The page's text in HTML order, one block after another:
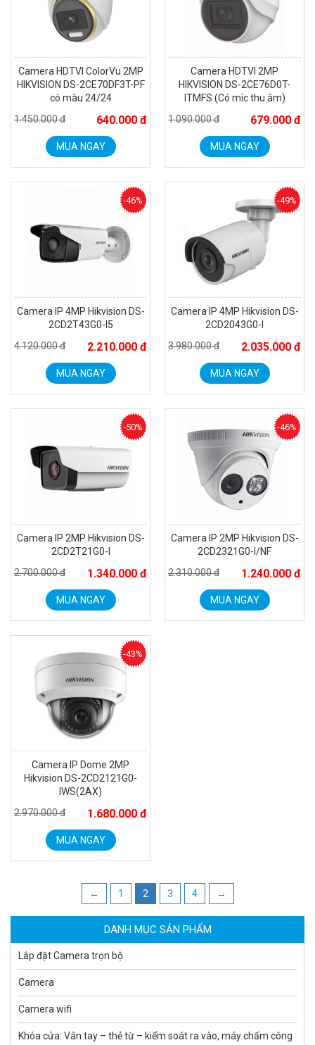
Camera HDTVI ColorVu 2MP
HIKVISION DS-2CE70DF3T-PF
có màu 24/24
1.450.000 đ
640.000 đ
MUA NGAY
Camera HDTVI 2MP
HIKVISION DS-2CE76D0T-
ITMFS (Có míc thu âm)
1.090.000 đ
679.000 đ
MUA NGAY
Camera IP 4MP Hikvision DS-
2CD2T43G0-I5
4.120.000 đ
2.210.000 đ
-46%
MUA NGAY
Camera IP 4MP Hikvision DS-
2CD2043G0-I
3.980.000 đ
2.035.000 đ
-49%
MUA NGAY
Camera IP 2MP Hikvision DS-
2CD2T21G0-I
2.700.000 đ
1.340.000 đ
-50%
MUA NGAY
Camera IP 2MP Hikvision DS-
2CD2321G0-I/NF
2.310.000 đ
1.240.000 đ
-46%
MUA NGAY
Camera IP Dome 2MP
Hikvision DS-2CD2121G0-
IWS(2AX)
2.970.000 đ
1.680.000 đ
-43%
MUA NGAY
← 1 2 3 4 →
DANH MỤC SẢN PHẨM
Lắp đặt Camera trọn bộ
Camera
Camera wifi
Khóa cửa: Vân tay – thẻ từ – kiểm soát ra vào, máy chấm công
Camera Wifi thông minh EZVIZ H6c Pro 3M 2K Tặng thẻ 64G
MUA NGAY
Camera WiFi quay quét thông minh 2MP EZVIZ H8C
MUA NGAY
MUA NGAY
Camera WiFi quay quét ngoài trời EZVIZ H8 Pro 3K
2.060.000 đ
MUA NGAY